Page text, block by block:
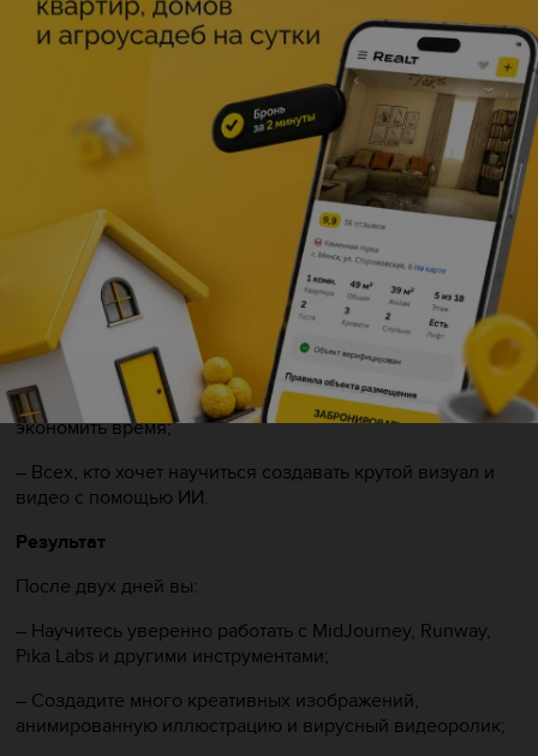
– Живое общение и пошаговые демонстрации;
– Поддержка преподавателя и разбор вопросов
– Работа в группе, обмен опытом и презентация готовых
Для кого этот интенсив:
– SMM-специалистов и маркетологов, чтобы быстро
создавать контент для соцсетей;
– Предпринимателей, чтобы генерировать креативы для
рекламы и презентаций без дизайнеров;
– Блогеров и авторов, чтобы оживлять свои идеи и
экономить время;
– Всех, кто хочет научиться создавать крутой визуал и
видео с помощью ИИ.
Результат
После двух дней вы:
– Научитесь уверенно работать с MidJourney, Runway,
Pika Labs и другими инструментами;
– Создадите много креативных изображений,
анимированную иллюстрацию и вирусный видеоролик;